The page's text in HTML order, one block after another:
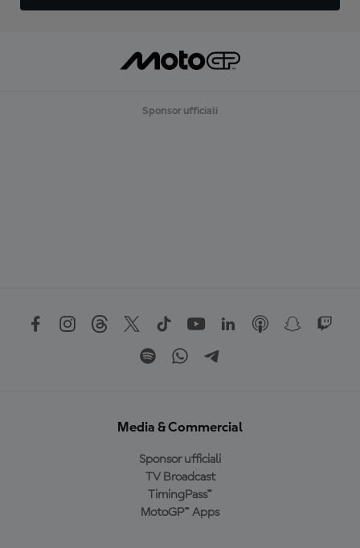
Sponsor ufficiali
Media & Commercial
Sponsor ufficiali
TV Broadcast
TimingPass™
MotoGP™ Apps